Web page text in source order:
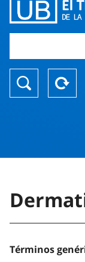
Términos